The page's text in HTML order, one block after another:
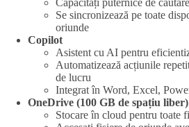
Capacități puternice de
Se sincronizează pe toate
oriunde
Copilot
Asistent cu AI pentru
Automatizează acțiunile
de lucru
Integrat în Word, Excel,
OneDrive (100 GB de spațiu liber)
Stocare în cloud pentru toate